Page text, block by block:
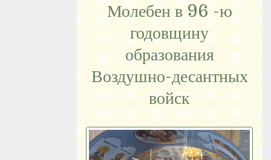
Молебен в 96 -ю
годовщину
образования
Воздушно-десантных
войск